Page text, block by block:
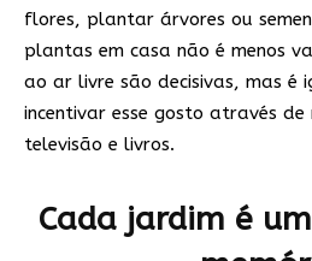
flores, plantar árvores ou
plantas em casa não é menos
ao ar livre são decisivas, mas é
incentivar esse gosto através
televisão e livros.
Cada jardim é